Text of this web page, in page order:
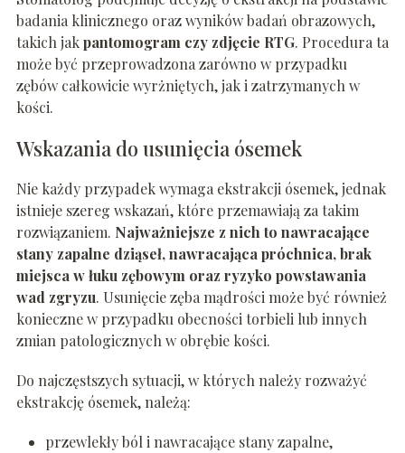
badania klinicznego oraz wyników badań obrazowych,
takich jakpantomogram czy zdjęcie RTG. Procedura ta
może być przeprowadzona zarówno w przypadku
zębów całkowicie wyrżniętych, jak i zatrzymanych w
kości.
Wskazania do usunięcia ósemek
Nie każdy przypadek wymaga ekstrakcji ósemek, jednak
istnieje szereg wskazań, które przemawiają za takim
rozwiązaniem. Najważniejsze z nich to nawracające
stany zapalne dziąseł, nawracająca próchnica, brak
miejsca w łuku zębowym oraz ryzyko powstawania
wad zgryzu. Usunięcie zęba mądrości może być również
konieczne w przypadku obecności torbieli lub innych
zmian patologicznych w obrębie kości.
Do najczęstszych sytuacji, w których należy rozważyć
ekstrakcję ósemek, należą:
przewlekły ból i nawracające stany zapalne,